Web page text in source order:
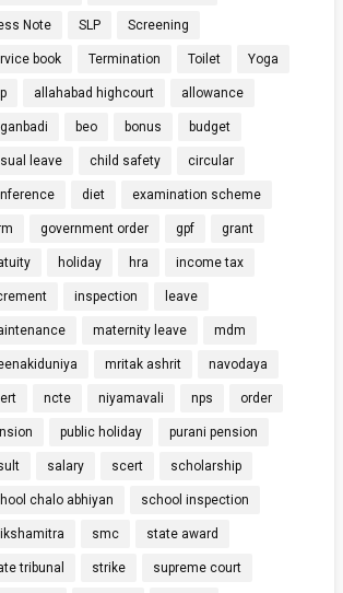
Note SLP Screening
book Termination Toilet Yoga
allahabad highcourt allowance
beo bonus budget
leave child safety circular
diet examination scheme
government order gpf grant
holiday hra income tax
inspection leave
maternity leave mdm
mritak ashrit navodaya
ncte niyamavali nps order
public holiday purani pension
salary scert scholarship
chalo abhiyan school inspection
smc state award
tribunal strike supreme court